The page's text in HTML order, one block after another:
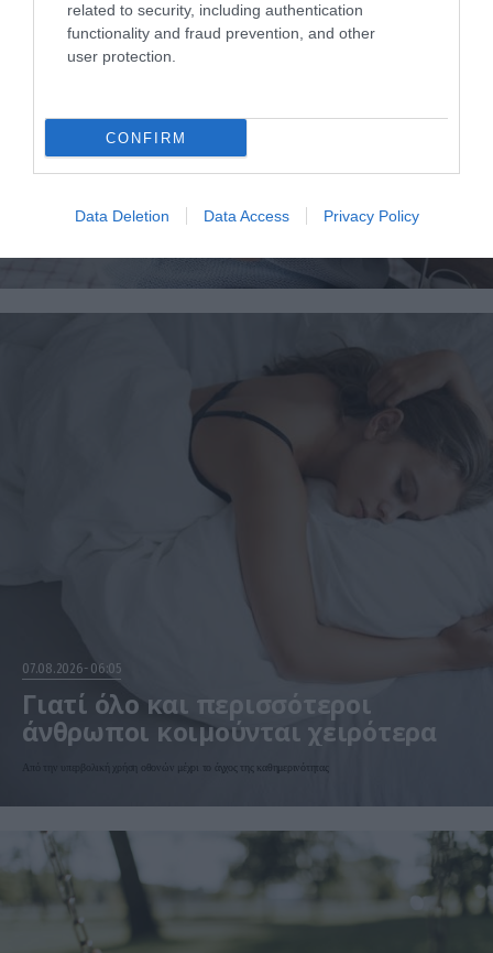
related to security, including authentication
functionality and fraud prevention, and other
user protection.
CONFIRM
Data Deletion Data Access Privacy Policy
07.08.2026 06:06
Δείτε ποια είναι τα συμπτώματα
ενός «μίνι εγκεφαλικού»
επεισοδίου
07.08.2026 06:05
Γιατί όλο και περισσότεροι
άνθρωποι κοιμούνται χειρότερα
Από την υπερβολική χρήση οθονών μέχρι το άγχος της καθημερινότητας